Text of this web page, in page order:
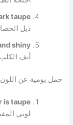
taupe.
ذيل
shiny.
أنف
جمل يومية عن
taupe.
لوني